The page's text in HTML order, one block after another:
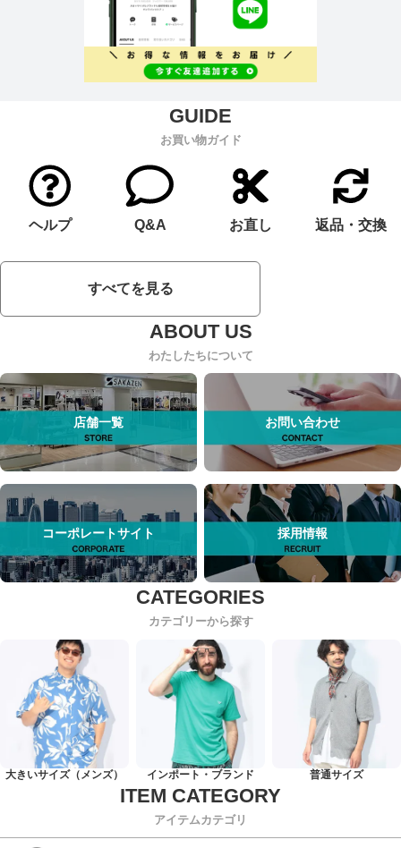
お買い物ガイド
ヘルプ Q&A お直し 返品・交換
すべてを見る
わたしたちについて
店舗一覧 お問い合わせ
コーポレートサイト 採用情報
カテゴリーから探す
大きいサイズ（メンズ） インポート・ブランド 普通サイズ
アイテムカテゴリ